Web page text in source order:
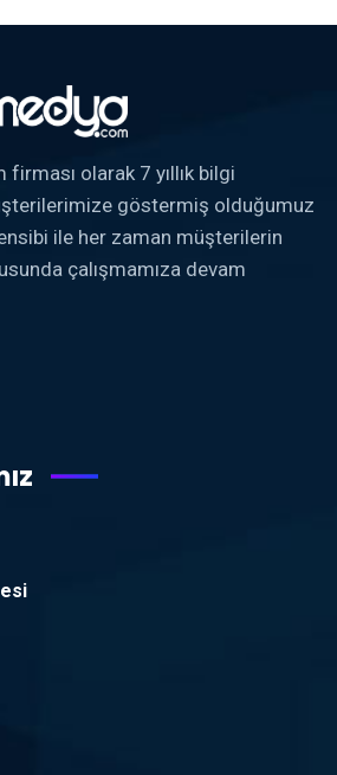
firması olarak 7 yıllık bilgi
göstermiş olduğumuz
ile her zaman müşterilerin
çalışmamıza devam